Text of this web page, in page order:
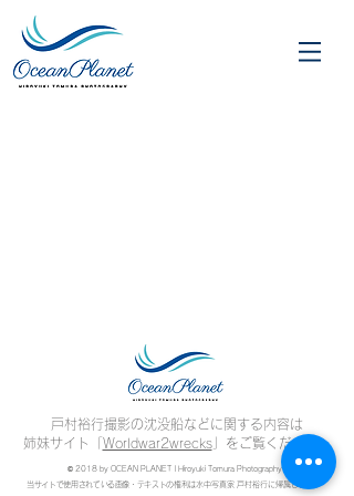
戸村裕行撮影の沈没船などに関する内容は
姉妹サイト「 Worldwar2wrecks」をご覧ください。
© 2018 by OCEAN PLANET | Hiroyuki Tomura Photography
当サイトで使用されている画像・テキストの権利は水中写真家 戸村裕行に帰属します。